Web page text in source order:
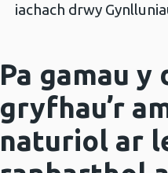
iachach drwy
Pa gamau
gryfhau’r
naturiol ar